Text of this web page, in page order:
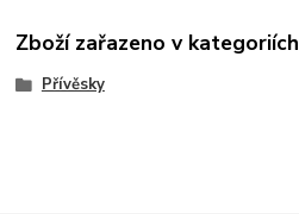
Zboží zařazeno v kategoriích
Přívěsky